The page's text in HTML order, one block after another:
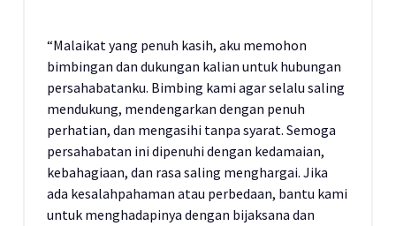
“Malaikat yang penuh kasih, aku memohon
bimbingan dan dukungan kalian untuk hubungan
persahabatanku. Bimbing kami agar selalu saling
mendukung, mendengarkan dengan penuh
perhatian, dan mengasihi tanpa syarat. Semoga
persahabatan ini dipenuhi dengan kedamaian,
kebahagiaan, dan rasa saling menghargai. Jika
ada kesalahpahaman atau perbedaan, bantu kami
untuk menghadapinya dengan bijaksana dan